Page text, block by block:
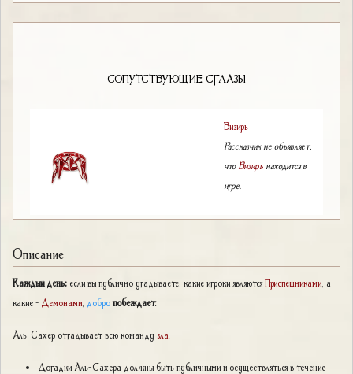
СОПУТСТВУЮЩИЕ СГЛАЗЫ
Визирь
Рассказчик не объявляет,
чтоВизирь находится в
игре.
Описание
Каждый день: если вы публично угадываете, какие игроки являютсяПриспешниками , а
какие – Демонами добропобеждает.
Аль-Сахер отгадывает всю команду зла
Догадки Аль-Сахера должны быть публичными и осуществляться в течение